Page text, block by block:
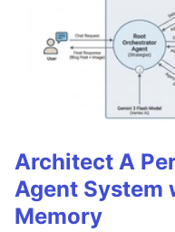
Architect A
Agent System
Memory